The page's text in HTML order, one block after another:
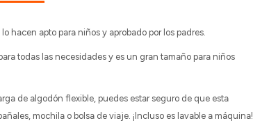
hacen apto para niños y aprobado por los padres.
todas las necesidades y es un gran tamaño para niños
de algodón flexible, puedes estar seguro de que esta
mochila o bolsa de viaje. ¡Incluso es lavable a máquina!